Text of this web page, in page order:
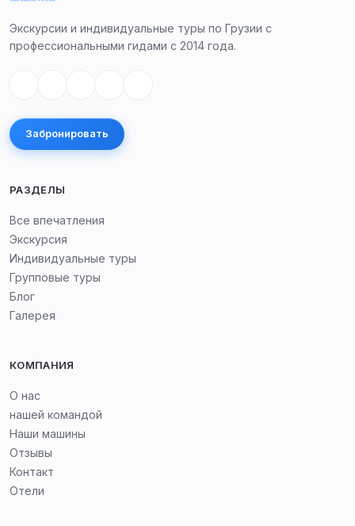
Экскурсии и индивидуальные туры по Грузии с
профессиональными гидами с 2014 года.
Забронировать
РАЗДЕЛЫ
Все впечатления
Экскурсия
Индивидуальные туры
Групповые туры
Блог
Галерея
КОМПАНИЯ
О нас
нашей командой
Наши машины
Отзывы
Контакт
Отели